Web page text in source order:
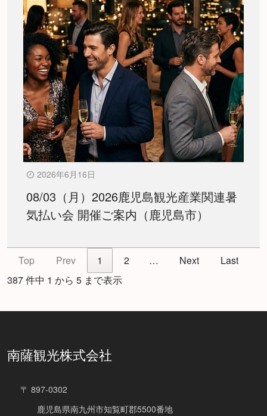
2026年6月16日
08/03（月）2026鹿児島観光産業関連暑
気払い会 開催ご案内（鹿児島市）
Top Prev 1 2 … Next
Last
387 件中 1 から 5 まで表示
南薩観光株式会社
〒 897-0302
鹿児島県南九州市知覧町郡5500番地